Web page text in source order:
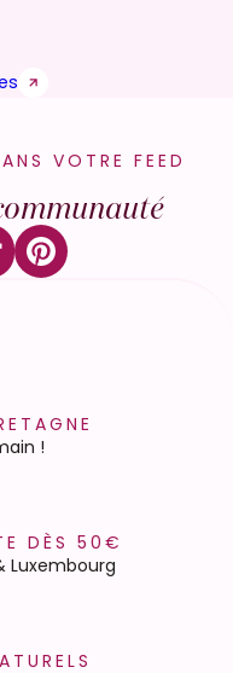
VOTRE FEED
!
DÈS 50€
Luxembourg